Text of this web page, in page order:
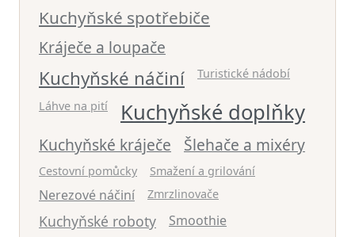
Kuchyňské spotřebiče
Kráječe a loupače
Kuchyňské náčiní Turistické nádobí
Láhve na pití Kuchyňské doplňky
Kuchyňské kráječe Šlehače a mixéry
Cestovní pomůcky Smažení a grilování
Nerezové náčiní Zmrzlinovače
Kuchyňské roboty Smoothie